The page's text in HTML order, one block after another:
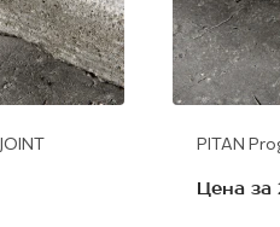
PITAN
Цена за